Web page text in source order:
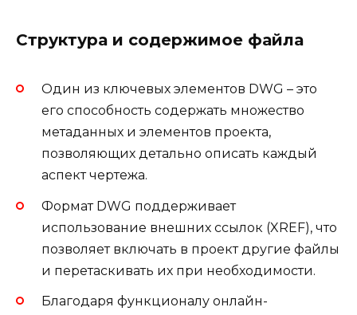
Структура и содержимое файла
Один из ключевых элементов DWG – это
его способность содержать множество
метаданных и элементов проекта,
позволяющих детально описать каждый
аспект чертежа.
Формат DWG поддерживает
использование внешних ссылок (XREF), что
позволяет включать в проект другие файлы
и перетаскивать их при необходимости.
Благодаря функционалу онлайн-